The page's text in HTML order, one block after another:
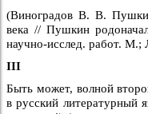
(Виноградов В. В.
века // Пушкин
научно-исслед. работ. М.;
III
Быть может, волной
в русский литературный